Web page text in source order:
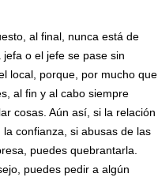
al final, nunca está de
jefa o el jefe se pase sin
local, porque, por mucho que
al fin y al cabo siempre
cosas. Aún así, si la relación
la confianza, si abusas de las
puedes quebrantarla.
puedes pedir a algún